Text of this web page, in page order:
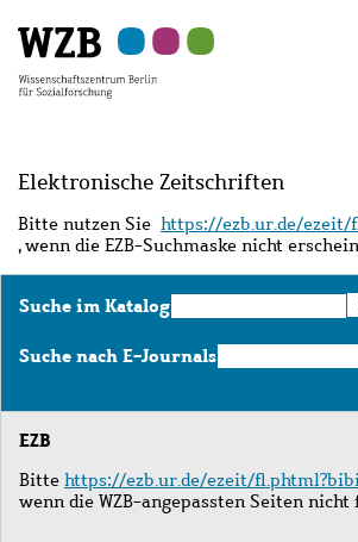
Hauptinhalt
springen
Navigation
springen
Suche
springen
Sekundärnavigation
springen
Fußzeile
springen
Elektronische Zeitschriften
Bitte nutzen Sie https://ezb.ur.de/ezeit/
, wenn die EZB-Suchmaske nicht
Suche im KatalogSuche
im
Katalog
Suche nach E-JournalsSuche
nach
Journals
EZB
Bitte https://ezb.ur.de/ezeit/
wenn die WZB-angepassten Seiten